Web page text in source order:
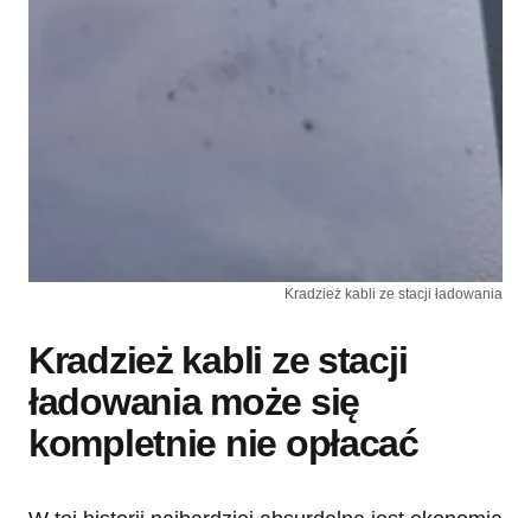
Kradzież kabli ze stacji ładowania
Kradzież kabli ze stacji
ładowania może się
kompletnie nie opłacać